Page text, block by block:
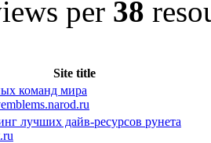
per 38
Site title
команд мира
лучших дайв-ресурсов рунета